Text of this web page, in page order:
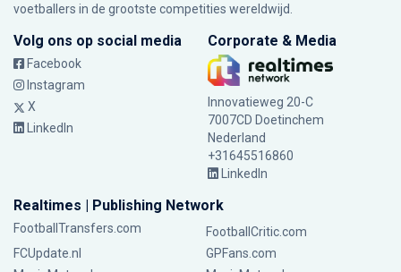
voetballers in de grootste competities wereldwijd.
Volg ons op social media
Facebook
Instagram
X
LinkedIn
Corporate & Media
Innovatieweg 20-C
7007CD Doetinchem
Nederland
+31645516860
LinkedIn
Realtimes | Publishing Network
FootballTransfers.com
FootballCritic.com
FCUpdate.nl
GPFans.com